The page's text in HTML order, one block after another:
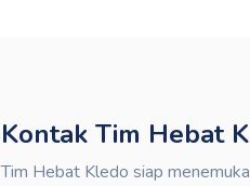
Kontak Tim Hebat
Tim Hebat Kledo siap